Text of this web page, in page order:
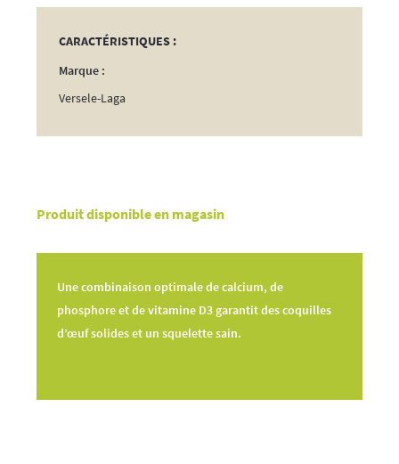
Produit disponible en magasin
Une combinaison optimale de calcium, de
phosphore et de vitamine D3 garantit des coquilles
d’œuf solides et un squelette sain.
5kg
CARACTÉRISTIQUES :
Marque :
Versele-Laga